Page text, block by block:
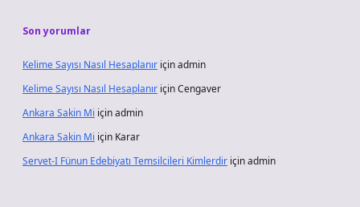
Son yorumlar
Kelime Sayısı Nasıl Hesaplanır içinadmin
Kelime Sayısı Nasıl Hesaplanır içinCengaver
Ankara Sakin Mi içinadmin
Ankara Sakin Mi için Karar
Servet-I Fünun Edebiyatı Temsilcileri Kimlerdir içinadmin